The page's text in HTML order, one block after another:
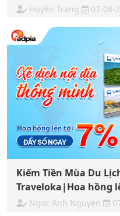
Huyền Trang 07-08-
Kiếm Tiền Mùa Du
Traveloka|Hoa hồng
Ngoc Anh Nguyen